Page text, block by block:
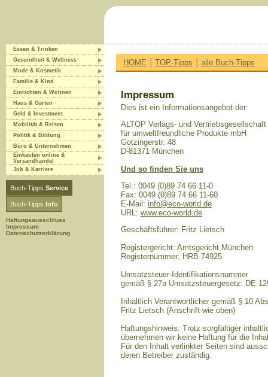
Essen & Trinken
Gesundheit & Wellness
Mode & Kosmetik
Familie & Kind
Einrichten & Wohnen
Haus & Garten
Geld & Investment
Mobilität & Reisen
Politik & Bildung
Büro & Unternehmen
Einkaufen online &
Versandhandel
Job & Karriere
Buch-Tipps Service
Buch-Tipps Info
Haftungsausschluss
Impressum
Datenschutzerklärung
HOME | TOP-Tipps | alle Buch-Tipps
Impressum
Dies ist ein Informationsangebot der:
ALTOP Verlags- und Vertriebsgesellschaft
für umweltfreundliche Produkte mbH
Gotzingerstr. 48
D-81371 München
Und so finden Sie uns
Tel.: 0049 (0)89 74 66 11-0
Fax: 0049 (0)89 74 66 11-60
E-Mail: info@eco-world.de
URL: www.eco-world.de
Geschäftsführer: Fritz Lietsch
Registergericht: Amtsgericht München
Registernummer: HRB 74925
Umsatzsteuer-Identifikationsnummer
gemäß § 27a Umsatzsteuergesetz: DE
Inhaltlich Verantwortlicher gemäß § 10
Fritz Lietsch (Anschrift wie oben)
Haftungshinweis: Trotz sorgfältiger
übernehmen wir keine Haftung für die
Für den Inhalt verlinkter Seiten sind
deren Betreiber zuständig.